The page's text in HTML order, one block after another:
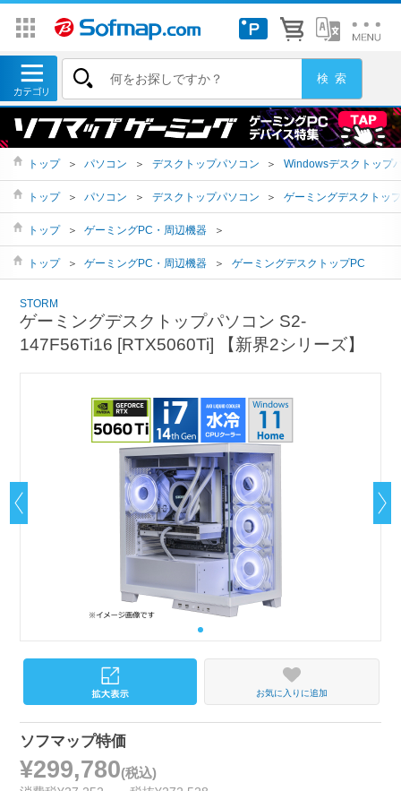
トップ ＞ パソコン ＞ デスクトップパソコン ＞ Windowsデスクトップ
トップ ＞ パソコン ＞ デスクトップパソコン ＞ ゲーミングデスクトッ
トップ ＞ ゲーミングPC・周辺機器 ＞
トップ ＞ ゲーミングPC・周辺機器 ＞ ゲーミングデスクトップPC
STORM
ゲーミングデスクトップパソコン S2-
147F56Ti16 [RTX5060Ti] 【新界2シリーズ】
お気に入りに追加
ソフマップ特価
¥299,780(税込)